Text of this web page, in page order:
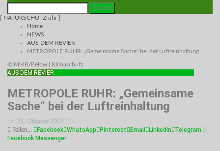
[ NATURSCHUTZruhr ]
Home
NEWS
AUS DEM REVIER
METROPOLE RUHR: „Gemeinsame Sache“ bei der Luftreinhaltung
© MMB/Below | Klimaschutz
AUS DEM REVIER
METROPOLE RUHR: „Gemeinsame
Sache“ bei der Luftreinhaltung
On 31. Oktober 2017
0
Teilen...
Facebook WhatsApp Pinterest Email Linkedin Telegram
Facebook Messenger